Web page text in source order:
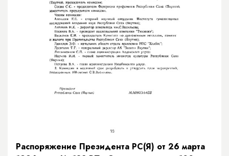
Распоряжение Президента РС(Я) от 26 марта